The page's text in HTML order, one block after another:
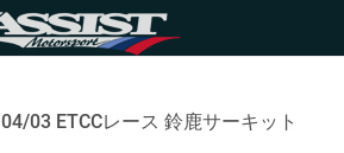
04/03 ETCCレース 鈴鹿サーキット